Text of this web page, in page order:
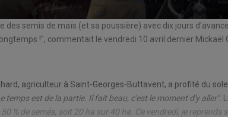
des semis de maïs (et sa poussière) avec dix jours
!", commentait le vendredi 10 avril dernier Mickaël
agriculteur à Saint-Georges-Buttavent, a profité du
temps est de la partie. Il fait beau, c'est le moment d'y aller".
50 % de semés, soit 20 ha sur 40 ha. Ce vendredi, je